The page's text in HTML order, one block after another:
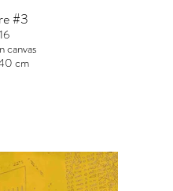
#3
canvas
cm